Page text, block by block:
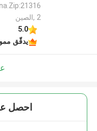
2 ,الصين
5.0
يدقّق
احصل